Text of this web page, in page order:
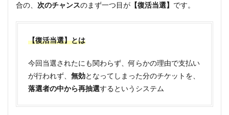
合の、 次のチャンスのまず一つ目が 【復活当選】 です。
【復活当選】とは
今回当選されたにも関わらず、何らかの理由で支払い
が行われず、 無効となってしまった分のチケットを、
落選者の中から再抽選するというシステム